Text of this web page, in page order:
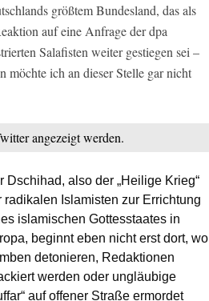
größtem Bundesland, das als
auf eine Anfrage der dpa
Salafisten weiter gestiegen sei –
ich an dieser Stelle gar nicht
angezeigt werden.
Dschihad, also der „Heilige Krieg“
radikalen Islamisten zur Errichtung
islamischen Gottesstaates in
beginnt eben nicht erst dort, wo
detonieren, Redaktionen
werden oder ungläubige
auf offener Straße ermordet